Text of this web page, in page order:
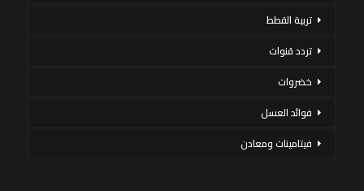
تربية القطط
تردد قنوات
خضروات
فوائد العسل
فيتامينات ومعادن